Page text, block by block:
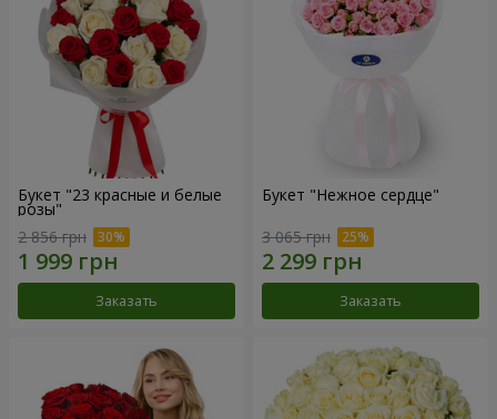
Букет "23 красные и белые
розы"
2 856 грн
Заказать
Букет "Нежное сердце"
3 065 грн
Заказать